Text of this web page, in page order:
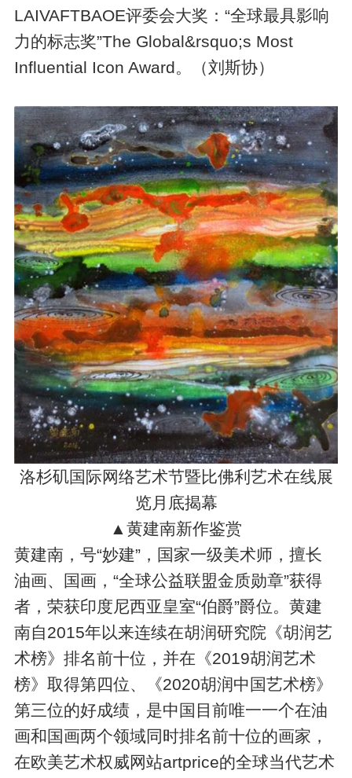
LAIVAFTBAOE评委会大奖：“全球最具影响
力的标志奖”The Global&rsquo;s Most
Influential Icon Award。（刘斯协）
洛杉矶国际网络艺术节暨比佛利艺术在线展
览月底揭幕
▲黄建南新作鉴赏
黄建南，号“妙建”，国家一级美术师，擅长
油画、国画，“全球公益联盟金质勋章”获得
者，荣获印度尼西亚皇室“伯爵”爵位。黄建
南自2015年以来连续在胡润研究院《胡润艺
术榜》排名前十位，并在《2019胡润艺术
榜》取得第四位、《2020胡润中国艺术榜》
第三位的好成绩，是中国目前唯一一个在油
画和国画两个领域同时排名前十位的画家，
在欧美艺术权威网站artprice的全球当代艺术